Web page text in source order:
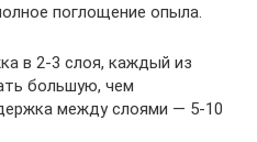
поглощение опыла.
в 2-3 слоя, каждый из
большую, чем
между слоями — 5-10